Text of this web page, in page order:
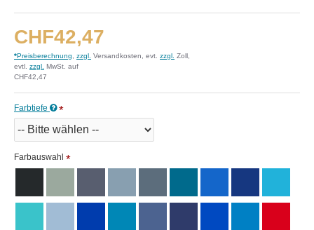
CHF42,47
*Preisberechnung zzgl. Versandkosten, evt. zzgl. Zoll,
evtl. zzgl. MwSt. auf
CHF42,47
Farbtiefe
Farbauswahl